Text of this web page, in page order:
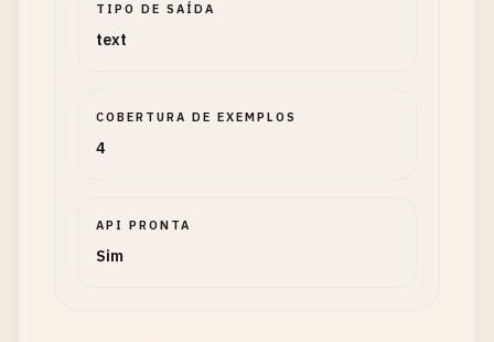
TIPO DE SAÍDA
text
COBERTURA DE EXEMPLOS
4
API PRONTA
Sim